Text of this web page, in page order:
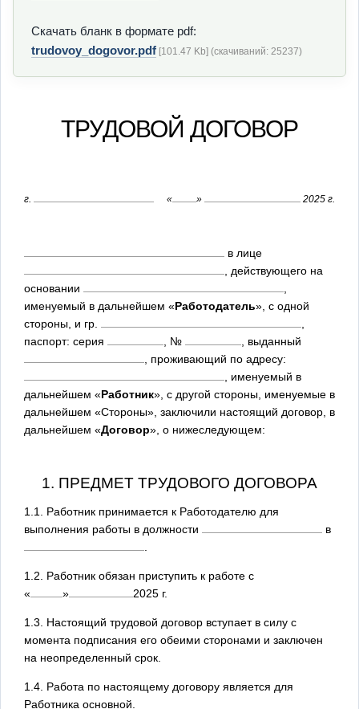
Скачать бланк в формате pdf:
trudovoy_dogovor.pdf [101.47 Kb] (cкачиваний: 25237)
ТРУДОВОЙ ДОГОВОР
г. « » 2025 г.
в лице
, действующего на
основании
именуемый в дальнейшем «Работодатель», с одной
стороны, и гр.
паспорт: серия
, №
, выданный
, проживающий по адресу:
, именуемый в
дальнейшем «Работник», с другой стороны, именуемые в
дальнейшем «Стороны», заключили настоящий договор, в
дальнейшем «Договор», о нижеследующем:
1. ПРЕДМЕТ ТРУДОВОГО ДОГОВОРА
1.1. Работник принимается к Работодателю для
выполнения работы в должности
в
1.2. Работник обязан приступить к работе с
«
» 2025 г.
1.3. Настоящий трудовой договор вступает в силу с
момента подписания его обеими сторонами и заключен
на неопределенный срок.
1.4. Работа по настоящему договору является для
Работника основной.